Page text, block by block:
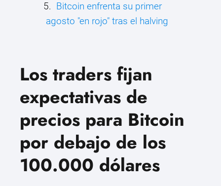
Bitcoin enfrenta su primer
agosto "en rojo" tras el halving
Los traders fijan
expectativas de
precios para Bitcoin
por debajo de los
100.000 dólares